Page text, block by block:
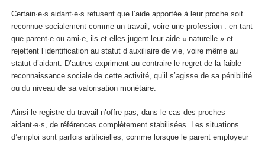
Certain·e·s aidant·e·s refusent que l’aide apportée à leur proche soit
reconnue socialement comme un travail, voire une profession : en tant
que parent·e ou ami·e, ils et elles jugent leur aide « naturelle » et
rejettent l’identification au statut d’auxiliaire de vie, voire même au
statut d’aidant. D’autres expriment au contraire le regret de la faible
reconnaissance sociale de cette activité, qu’il s’agisse de sa pénibilité
ou du niveau de sa valorisation monétaire.
Ainsi le registre du travail n’offre pas, dans le cas des proches
aidant·e·s, de références complètement stabilisées. Les situations
d’emploi sont parfois artificielles, comme lorsque le parent employeur